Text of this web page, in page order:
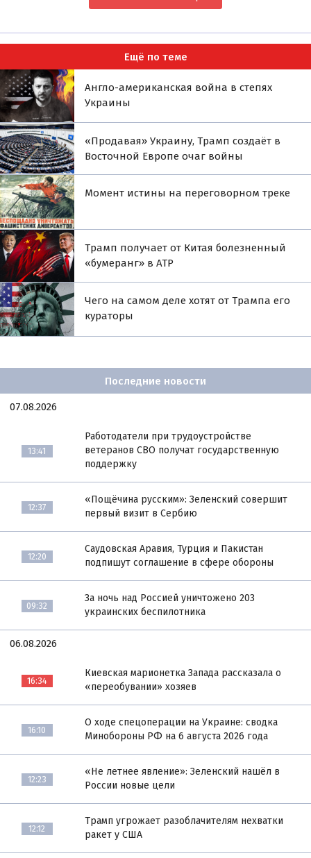
Ещё по теме
Англо-американская война в степях
Украины
«Продавая» Украину, Трамп создаёт в
Восточной Европе очаг войны
Момент истины на переговорном треке
Трамп получает от Китая болезненный
«бумеранг» в АТР
Чего на самом деле хотят от Трампа его
кураторы
Последние новости
07.08.2026
13:41
Работодатели при трудоустройстве
ветеранов СВО получат государственную
поддержку
12:37
«Пощёчина русским»: Зеленский совершит
первый визит в Сербию
12:20
Саудовская Аравия, Турция и Пакистан
подпишут соглашение в сфере обороны
09:32
За ночь над Россией уничтожено 203
украинских беспилотника
06.08.2026
16:34
Киевская марионетка Запада рассказала о
«переобувании» хозяев
16:10
О ходе спецоперации на Украине: сводка
Минобороны РФ на 6 августа 2026 года
12:23
«Не летнее явление»: Зеленский нашёл в
России новые цели
12:12
Трамп угрожает разоблачителям нехватки
ракет у США